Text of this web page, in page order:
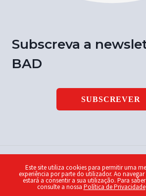
Subscreva a
BAD
SUBSCREVER
© 2026 Notícia BAD | ISSN 1646-9003 |
Este site utiliza cookies para permitir uma
experiência por parte do utilizador. Ao navegar
estará a consentir a sua utilização. Para
consulte a nossa Política de Privacidade